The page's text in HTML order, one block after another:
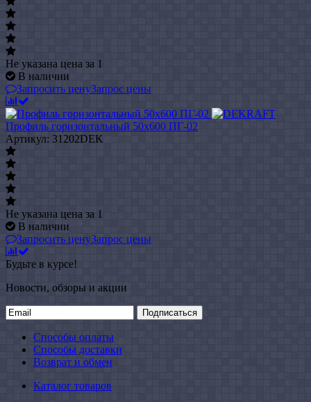
Не указана цена за 1
В наличии
Запросить ценуЗапрос цены
Профиль горизонтальный 50x600 ПГ-02
Артикул: 31202DEK
Не указана цена за 1
В наличии
Запросить ценуЗапрос цены
Будьте в курсе!
Новости, обзоры и акции
Подписаться
Способы оплаты
Способы доставки
Возврат и обмен
Каталог товаров